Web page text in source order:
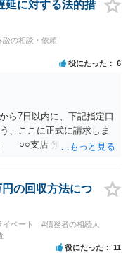
延に対する法的措
訟の相談・依頼
役にたった 6
ら7日以内に、下記指定口
、ここに正式に請求しま
○○支店 預金種別 普通
意思がないものと判断
する遅延損害金の支払い
的手続を直ちに講じま
令上認められる金員につ
じめ申し添えます。 本件
生じた返還義務の履行を
の回収方法につ
ベート
#債務者の相続人
役にたった 11